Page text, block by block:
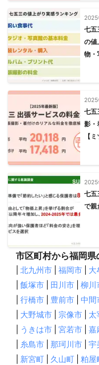
2025
七五
の値
物・
七五
影・
【
2025
七五
で親
市区町村から福岡
北九州市 福岡市 大
飯塚市 田川市 柳川
行橋市 豊前市 中間
大野城市 宗像市 太
うきは市 宮若市 嘉
糸島市 那珂川市 宇
新宮町 久山町 粕屋